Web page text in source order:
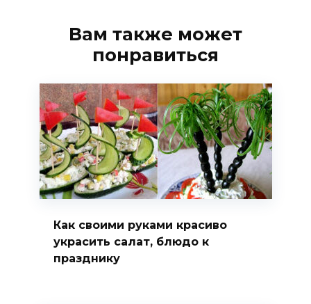
Вам также может
понравиться
Как своими руками красиво
украсить салат, блюдо к
празднику